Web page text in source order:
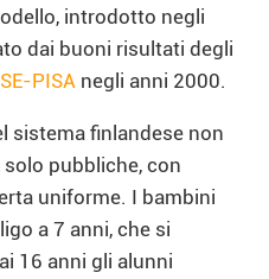
introdotto negli
dai buoni risultati degli
PISA negli anni 2000.
sistema finlandese non
pubbliche, con
uniforme. I bambini
a 7 anni, che si
16 anni gli alunni